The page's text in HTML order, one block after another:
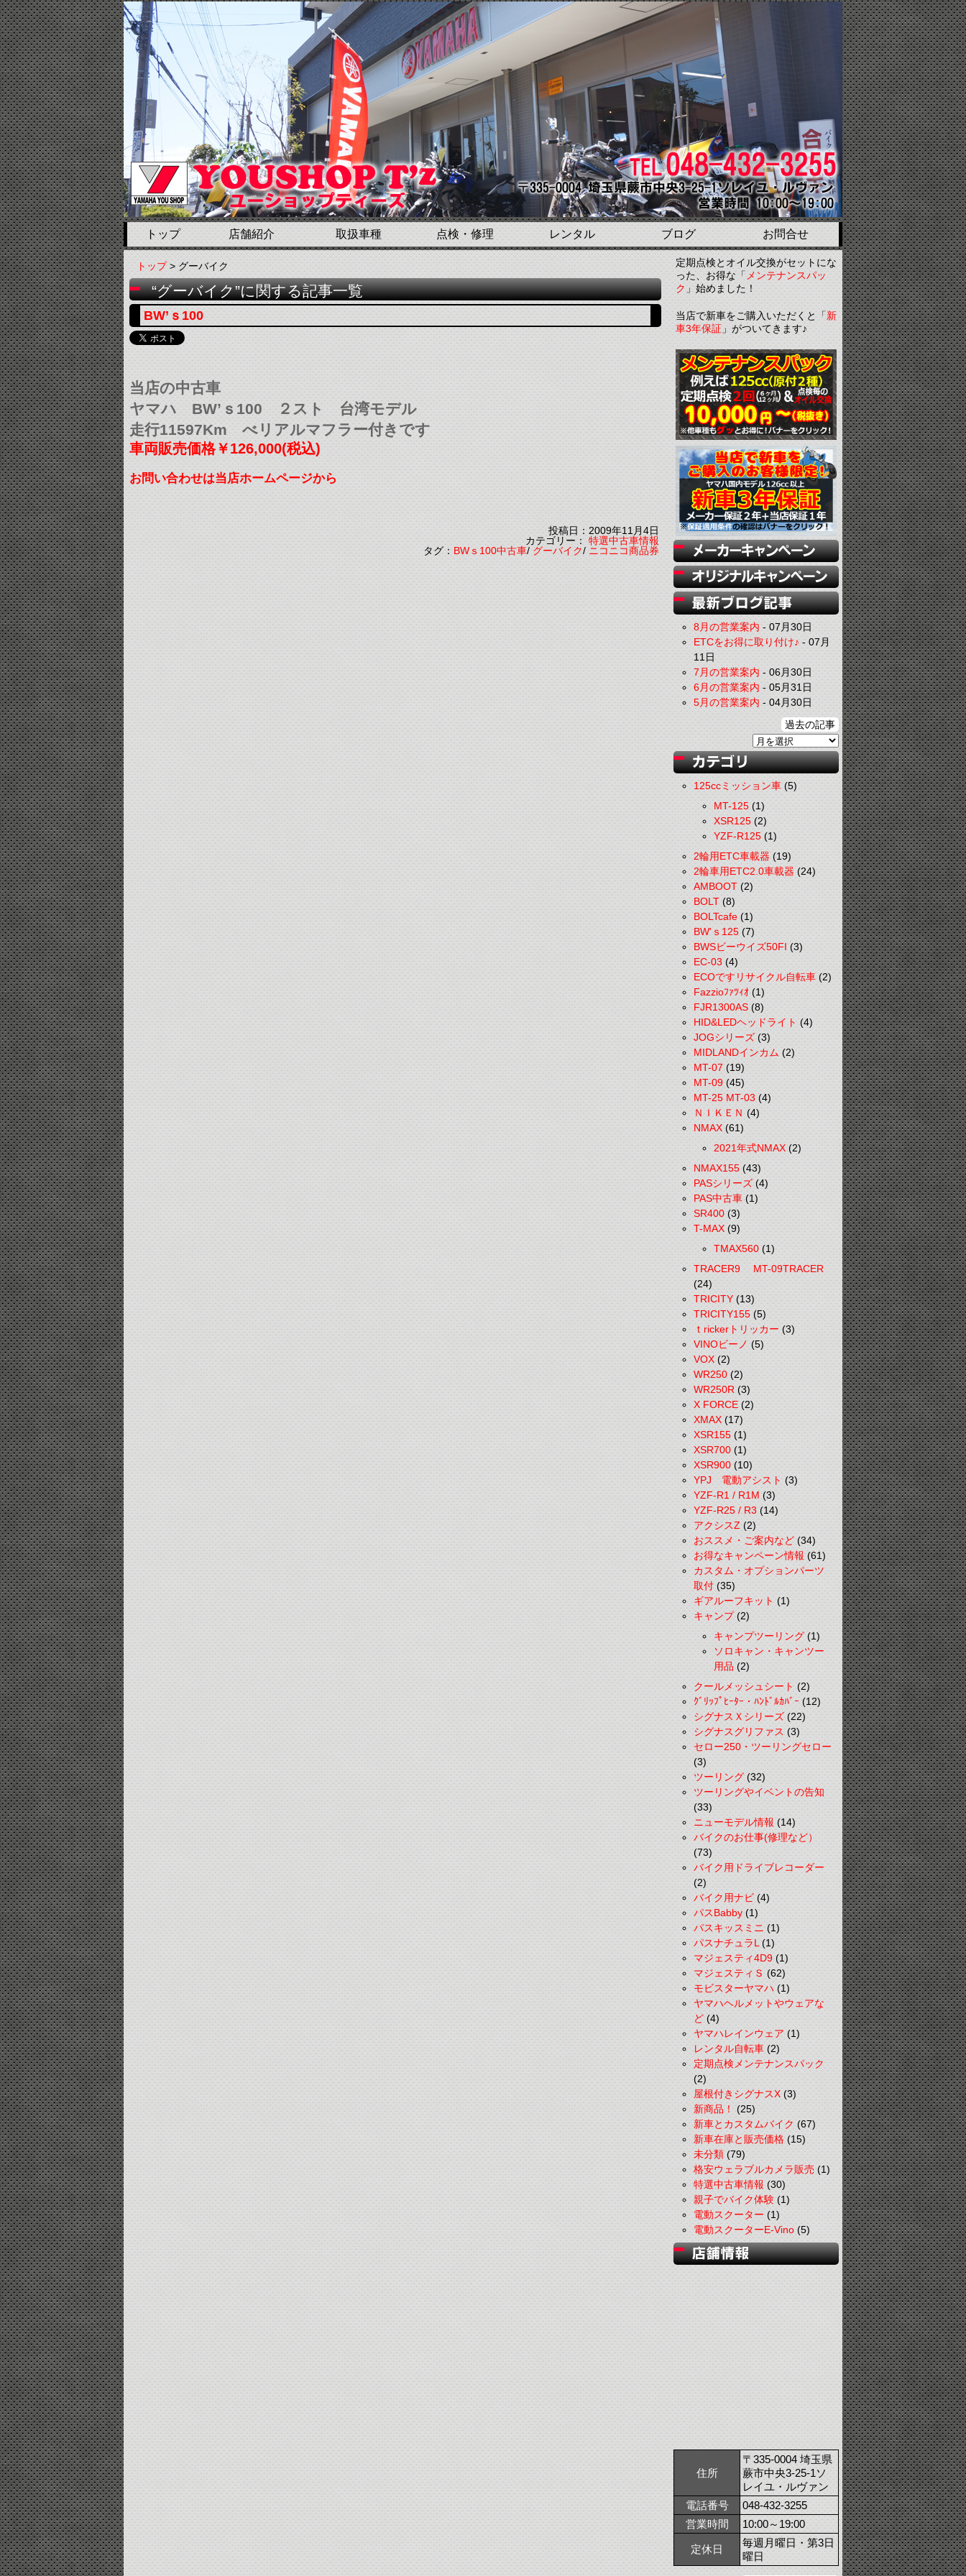
トップ 店舗紹介 取扱車種 点検・修理 レンタル ブログ お問合せ
トップ> グーバイク
“グーバイク”に関する記事一覧
BW’ｓ100
当店の中古車
ヤマハ BW’ｓ100 ２スト 台湾モデル
走行11597Km べリアルマフラー付きです
車両販売価格￥126,000(税込)
お問い合わせは当店ホームページから
投稿日：2009年11月4日
カテゴリー：特選中古車情報
タグ：BWｓ100中古車/グーバイク/ニコニコ商品券
定期点検とオイル交換がセットにな
った、お得な「 メンテナンスパッ
ク」始めました！
当店で新車をご購入いただくと「新
車3年保証」がついてきます♪
8月の営業案内-07月30日
ETCをお得に取り付け♪-07月
11日
7月の営業案内-06月30日
6月の営業案内-05月31日
5月の営業案内-04月30日
過去の記事
125ccミッション車(5)
MT-125(1)
XSR125(2)
YZF-R125(1)
2輪用ETC車載器(19)
2輪車用ETC2.0車載器(24)
AMBOOT(2)
BOLT(8)
BOLTcafe(1)
BW'ｓ125(7)
BWSビーウイズ50FI(3)
EC-03(4)
ECOですリサイクル自転車(2)
Fazzioﾌｧﾂｨｵ(1)
FJR1300AS(8)
HID&LEDヘッドライト(4)
JOGシリーズ(3)
MIDLANDインカム(2)
MT-07(19)
MT-09 (45)
MT-25 MT-03(4)
ＮＩＫＥＮ(4)
NMAX(61)
2021年式NMAX(2)
NMAX155(43)
PASシリーズ(4)
PAS中古車(1)
SR400(3)
T-MAX(9)
TMAX560(1)
TRACER9 MT-09TRACER
(24)
TRICITY(13)
TRICITY155(5)
ｔrickerトリッカー(3)
VINOビーノ(5)
VOX(2)
WR250(2)
WR250R(3)
X FORCE(2)
XMAX(17)
XSR155(1)
XSR700(1)
XSR900(10)
YPJ 電動アシスト(3)
YZF-R1 / R1M(3)
YZF-R25 / R3(14)
アクシスZ(2)
おススメ・ご案内など(34)
お得なキャンペーン情報(61)
カスタム・オプションパーツ
取付(35)
ギアルーフキット(1)
キャンプ(2)
キャンプツーリング(1)
ソロキャン・キャンツー
用品(2)
クールメッシュシート(2)
ｸﾞﾘｯﾌﾟﾋｰﾀｰ・ﾊﾝﾄﾞﾙｶﾊﾞｰ(12)
シグナスＸシリーズ(22)
シグナスグリファス(3)
セロー250・ツーリングセロー
(3)
ツーリング(32)
ツーリングやイベントの告知
(33)
ニューモデル情報(14)
バイクのお仕事(修理など）
(73)
バイク用ドライブレコーダー
(2)
バイク用ナビ(4)
パスBabby(1)
パスキッスミニ(1)
パスナチュラL(1)
マジェスティ4D9(1)
マジェスティＳ(62)
モビスターヤマハ(1)
ヤマハヘルメットやウェアな
ど(4)
ヤマハレインウェア(1)
レンタル自転車(2)
定期点検メンテナンスパック
(2)
屋根付きシグナスX(3)
新商品！(25)
新車とカスタムバイク(67)
新車在庫と販売価格(15)
未分類(79)
格安ウェラブルカメラ販売(1)
特選中古車情報(30)
親子でバイク体験(1)
電動スクーター(1)
電動スクーターE-Vino(5)
住所
〒335-0004 埼玉県
蕨市中央3-25-1ソ
レイユ・ルヴァン
電話番号
048-432-3255
営業時間
10:00～19:00
定休日
毎週月曜日・第3日
曜日